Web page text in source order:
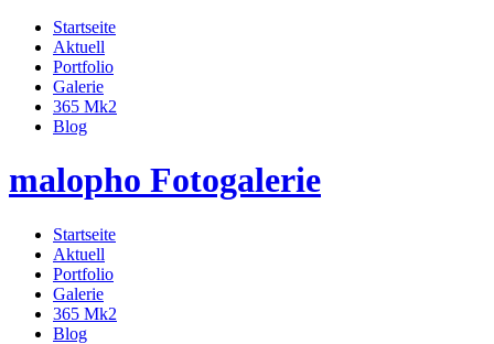
Startseite
Aktuell
Portfolio
Galerie
365 Mk2
Blog
malopho Fotogalerie
Startseite
Aktuell
Portfolio
Galerie
365 Mk2
Blog